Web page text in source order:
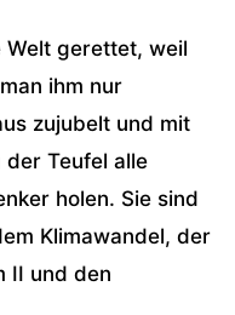
Welt gerettet, weil
ihm nur
zujubelt und mit
Teufel alle
holen. Sie sind
Klimawandel, der
II und den